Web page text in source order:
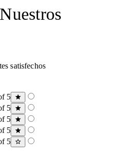
satisfechos
5
5
5
5
5